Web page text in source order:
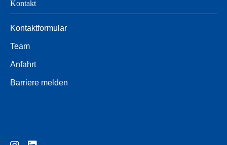
Kontakt
Kontaktformular
Team
Anfahrt
Barriere melden